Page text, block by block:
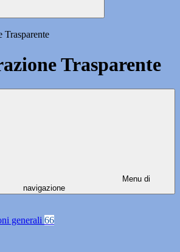
Trasparente
Trasparente
Menu di
navigazione
generali 66